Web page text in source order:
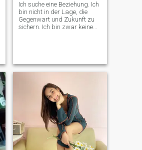
Ich suche eine Beziehung. Ich
bin nicht in der Lage, die
Gegenwart und Zukunft zu
sichern. Ich bin zwar keine
aufgeschlossen, liebevoll,
warm, sensibel und umarme
bin aufgeschlossen, liebevoll,
freundlich und offen. Eine
fröhliche, starke Frau, nicht
gewebt, sondern sanft.